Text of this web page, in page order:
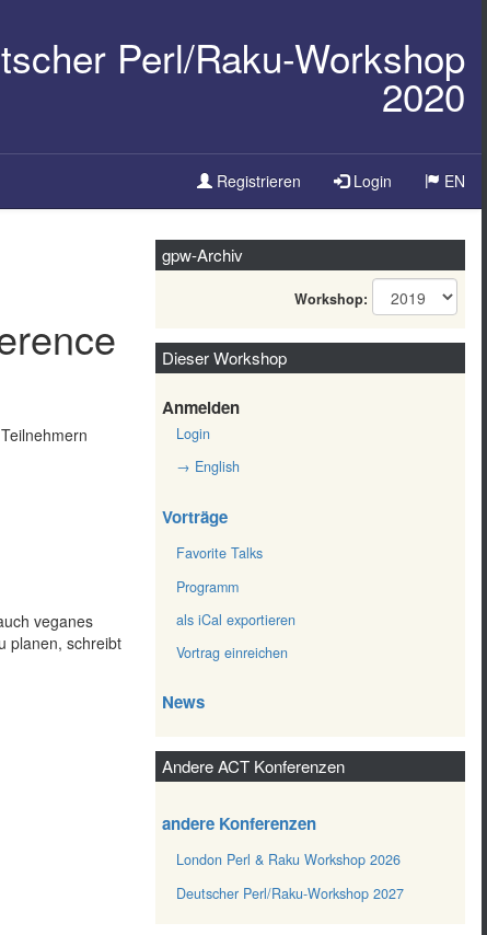
Perl/Raku-Workshop
2020
Registrieren Login
Sprache
EN
veganes
planen, schreibt
gpw-Archiv
Workshop:
Dieser Workshop
Anmelden
Login
→ English
Vorträge
Favorite Talks
Programm
als iCal exportieren
Vortrag einreichen
News
Andere ACT Konferenzen
andere Konferenzen
London Perl & Raku Workshop 2026
Deutscher Perl/Raku-Workshop 2027